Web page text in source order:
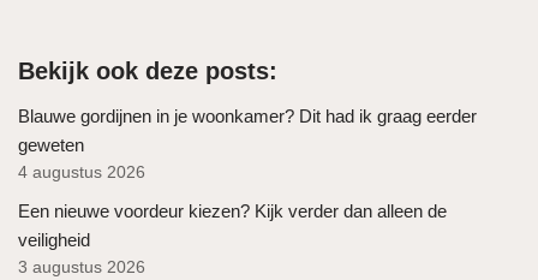
Bekijk ook deze posts:
Blauwe gordijnen in je woonkamer? Dit had ik graag eerder
geweten
4 augustus 2026
Een nieuwe voordeur kiezen? Kijk verder dan alleen de
veiligheid
3 augustus 2026